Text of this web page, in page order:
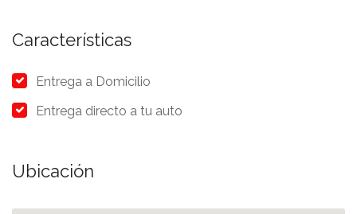
Características
Entrega a Domicilio
Entrega directo a tu auto
Ubicación